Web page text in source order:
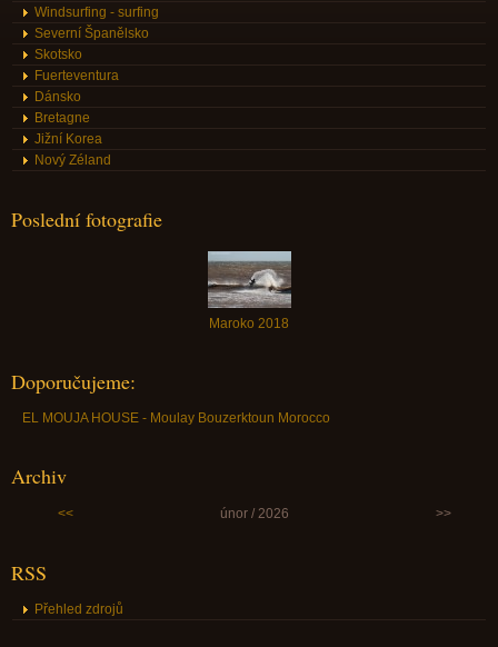
Windsurfing - surfing
Severní Španělsko
Skotsko
Fuerteventura
Dánsko
Bretagne
Jižní Korea
Nový Zéland
Poslední fotografie
Maroko 2018
Doporučujeme:
EL MOUJA HOUSE - Moulay Bouzerktoun Morocco
Archiv
<< únor / 2026 >>
RSS
Přehled zdrojů